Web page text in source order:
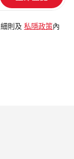
細則及 私隱政策 內